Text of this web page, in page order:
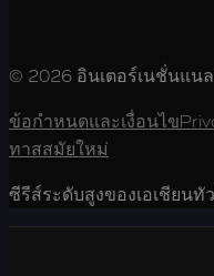
© 2026 อินเตอร์เนชั่นแน
ข้อกำหนดและเงื่อนไข
ทาสสมัยใหม่
ซีรีส์ระดับสูงของเอเชียนทั